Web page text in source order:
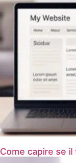
Come capire se